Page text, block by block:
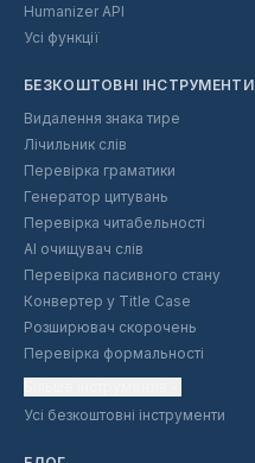
Humanizer API
Усі функції
БЕЗКОШТОВНІ ІНСТРУМЕНТИ
Видалення знака тире
Лічильник слів
Перевірка граматики
Генератор цитувань
Перевірка читабельності
AI очищувач слів
Перевірка пасивного стану
Конвертер у Title Case
Розширювач скорочень
Перевірка формальності
Усі безкоштовні інструменти